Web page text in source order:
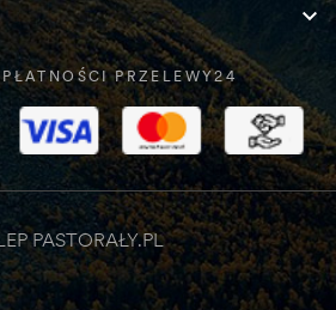

PRZELEWY24
PASTORAŁY.PL